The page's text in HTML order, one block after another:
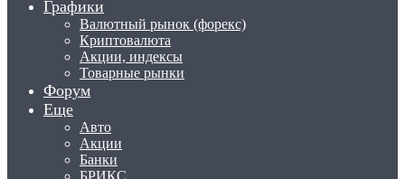
Графики
Валютный рынок (форекс)
Криптовалюта
Акции, индексы
Товарные рынки
Форум
Еще
Авто
Акции
Банки
БРИКС